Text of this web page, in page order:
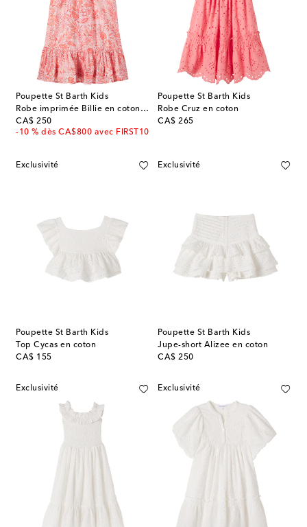
Poupette St Barth Kids
Robe imprimée Billie en coton mélangé
CA$ 250
original price
-10 % dès CA$800 avec FIRST10
Poupette St Barth Kids
Robe Cruz en coton
CA$ 265
original price
Exclusivité
Poupette St Barth Kids
Top Cycas en coton
CA$ 155
original price
Exclusivité
Poupette St Barth Kids
Jupe-short Alizee en coton
CA$ 250
original price
Exclusivité Exclusivité